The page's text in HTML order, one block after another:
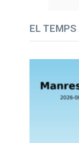
EL